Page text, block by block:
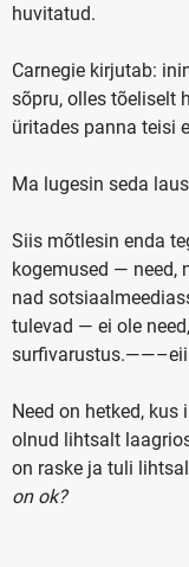
huvitatud.
Carnegie kirjutab:
sõpru, olles tõeliselt
üritades panna teisi
Ma lugesin seda
Siis mõtlesin enda
kogemused — need,
nad
tulevad — ei ole
Need on hetked,
olnud lihtsalt
on raske ja tuli
on ok?